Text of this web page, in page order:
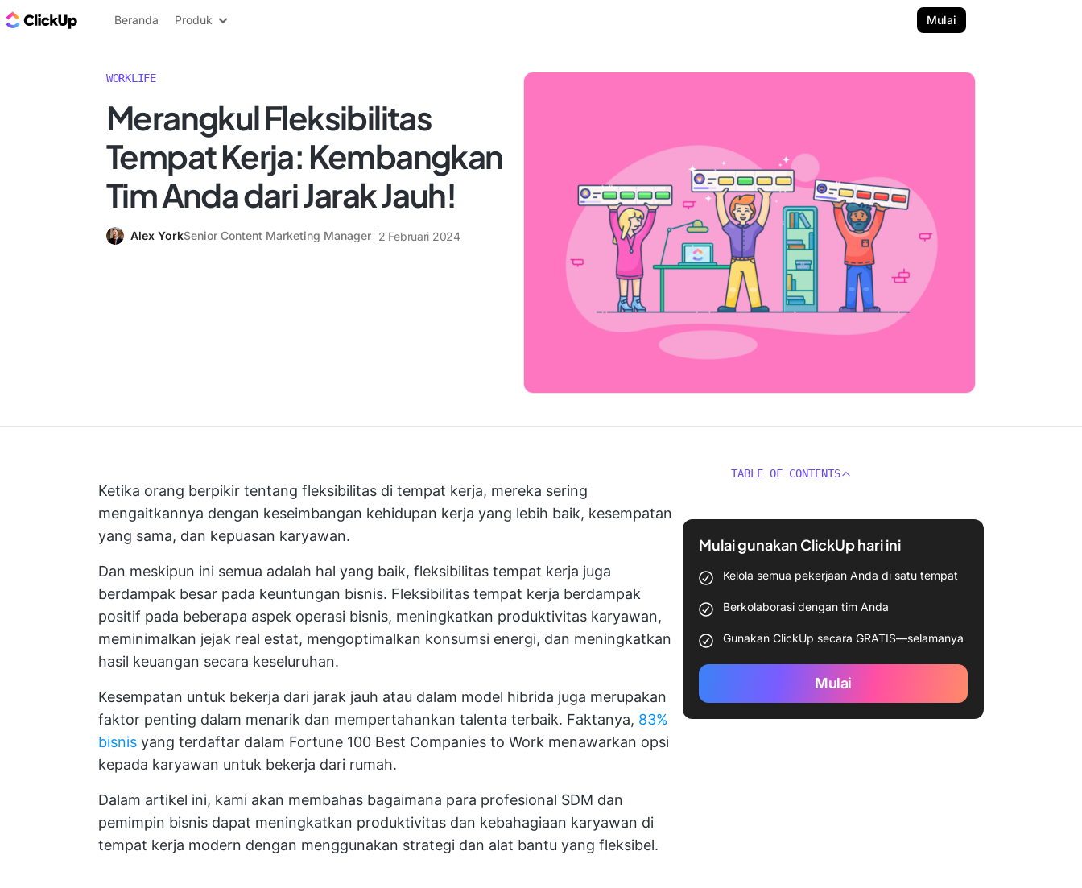
Blog ClickUp
Beranda Produk Mulai
WORKLIFE
Merangkul Fleksibilitas
Tempat Kerja: Kembangkan
Tim Anda dari Jarak Jauh!
Alex YorkSenior Content Marketing Manager 2 Februari 2024
Ketika orang berpikir tentang fleksibilitas di tempat kerja, mereka sering
mengaitkannya dengan keseimbangan kehidupan kerja yang lebih baik, kesempatan
yang sama, dan kepuasan karyawan.
Dan meskipun ini semua adalah hal yang baik, fleksibilitas tempat kerja juga
berdampak besar pada keuntungan bisnis. Fleksibilitas tempat kerja berdampak
positif pada beberapa aspek operasi bisnis, meningkatkan produktivitas karyawan,
meminimalkan jejak real estat, mengoptimalkan konsumsi energi, dan meningkatkan
hasil keuangan secara keseluruhan.
Kesempatan untuk bekerja dari jarak jauh atau dalam model hibrida juga merupakan
faktor penting dalam menarik dan mempertahankan talenta terbaik. Faktanya, 83%
bisnis yang terdaftar dalam Fortune 100 Best Companies to Work menawarkan opsi
kepada karyawan untuk bekerja dari rumah.
Dalam artikel ini, kami akan membahas bagaimana para profesional SDM dan
pemimpin bisnis dapat meningkatkan produktivitas dan kebahagiaan karyawan di
tempat kerja modern dengan menggunakan strategi dan alat bantu yang fleksibel.
TABLE OF CONTENTS
Mulai gunakan ClickUp hari ini
Kelola semua pekerjaan Anda di satu tempat
Berkolaborasi dengan tim Anda
Gunakan ClickUp secara GRATIS—selamanya
Mulai